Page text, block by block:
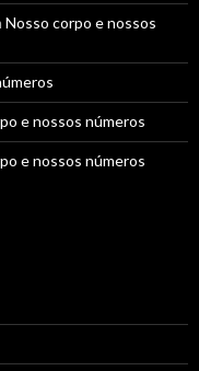
Nosso corpo e nossos
e nossos números
e nossos números